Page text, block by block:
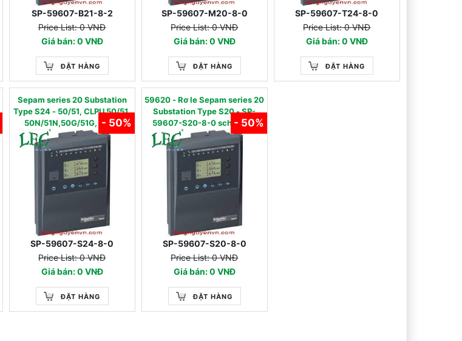
SP-59607-B21-8-2
Price List: 0 VNĐ
Giá bán: 0 VNĐ
ĐẶT HÀNG
SP-59607-M20-8-0
Price List: 0 VNĐ
Giá bán: 0 VNĐ
ĐẶT HÀNG
SP-59607-T24-8-0
Price List: 0 VNĐ
Giá bán: 0 VNĐ
ĐẶT HÀNG
Sepam series 20 Substation
Type S24 - 50/51, CLPU 50/51,
50N/51N,50G/51G, CPLU
50N/51N, 46, 79,50B
SP-59607-S24-8-0
Price List: 0 VNĐ
Giá bán: 0 VNĐ
ĐẶT HÀNG
- 50%
59620 - Rơ le Sepam series 20
Substation Type S20 - SP-
59607-S20-8-0 schneider
SP-59607-S20-8-0
Price List: 0 VNĐ
Giá bán: 0 VNĐ
ĐẶT HÀNG
- 50%